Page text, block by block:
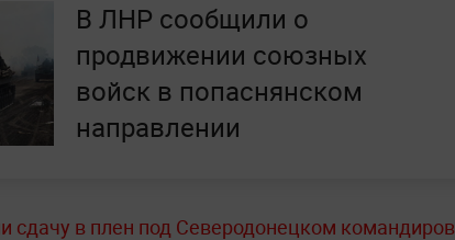
В ЛНР сообщили о
продвижении союзных
войск в попаснянском
направлении
сдачу в плен под Северодонецком командиров